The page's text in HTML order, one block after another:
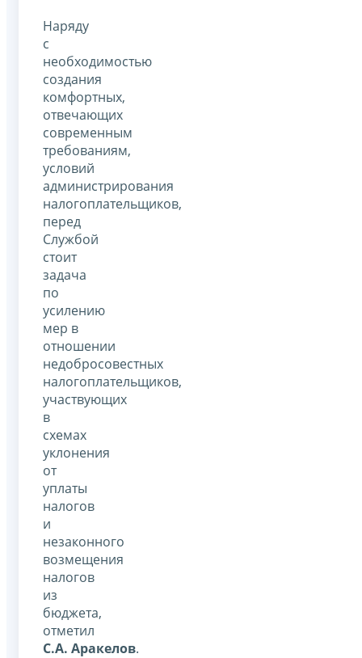
Наряду
с
необходимостью
создания
комфортных,
отвечающих
современным
требованиям,
условий
администрирования
налогоплательщиков,
перед
Службой
стоит
задача
по
усилению
мер в
отношении
недобросовестных
налогоплательщиков,
участвующих
в
схемах
уклонения
от
уплаты
налогов
и
незаконного
возмещения
налогов
из
бюджета,
отметил
С.А. Аракелов.